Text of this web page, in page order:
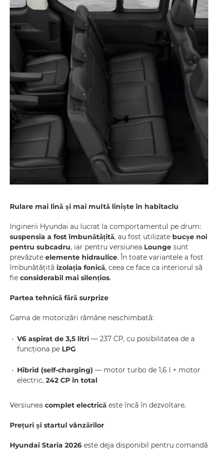
Rulare mai lină și mai multă liniște în habitaclu
Inginerii Hyundai au lucrat la comportamentul pe drum:
suspensia a fost îmbunătățită, au fost utilizate bucșe noi
pentru subcadru, iar pentru versiunea Lounge sunt
prevăzute elemente hidraulice. În toate variantele a fost
îmbunătățită izolația fonică, ceea ce face ca interiorul să
fie considerabil mai silențios.
Partea tehnică fără surprize
Gama de motorizări rămâne neschimbată:
V6 aspirat de 3,5 litri — 237 CP, cu posibilitatea de a
funcționa pe LPG
Hibrid (self-charging) — motor turbo de 1,6 l + motor
electric, 242 CP în total
Versiunea complet electrică este încă în dezvoltare.
Prețuri și startul vânzărilor
Hyundai Staria 2026 este deja disponibil pentru comandă